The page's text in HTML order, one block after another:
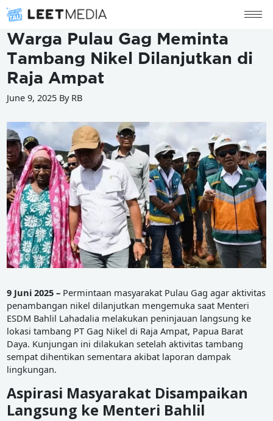
Warga Pulau Gag Meminta
Tambang Nikel Dilanjutkan di
Raja Ampat
June 9, 2025 By RB
9 Juni 2025 – Permintaan masyarakat Pulau Gag agar aktivitas
penambangan nikel dilanjutkan mengemuka saat Menteri
ESDM Bahlil Lahadalia melakukan peninjauan langsung ke
lokasi tambang PT Gag Nikel di Raja Ampat, Papua Barat
Daya. Kunjungan ini dilakukan setelah aktivitas tambang
sempat dihentikan sementara akibat laporan dampak
lingkungan.
Aspirasi Masyarakat Disampaikan
Langsung ke Menteri Bahlil